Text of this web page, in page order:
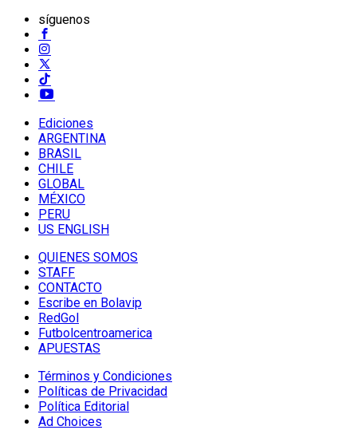
síguenos
Ediciones
ARGENTINA
BRASIL
CHILE
GLOBAL
MÉXICO
PERU
US ENGLISH
QUIENES SOMOS
STAFF
CONTACTO
Escribe en Bolavip
RedGol
Futbolcentroamerica
APUESTAS
Términos y Condiciones
Políticas de Privacidad
Política Editorial
Ad Choices